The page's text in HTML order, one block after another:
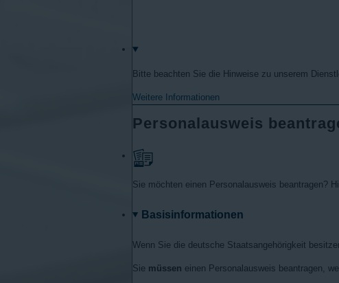
Bitte beachten Sie die Hinweise zu unserem
Weitere Informationen
Personalausweis
Sie möchten einen Personalausweis beantragen?
Basisinformationen
Wenn Sie die deutsche Staatsangehörigkeit
Sie müssen einen Personalausweis beantragen,